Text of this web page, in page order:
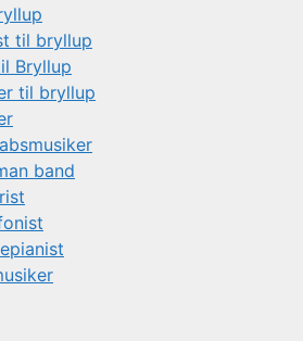
til bryllup
Bryllup
til bryllup
band